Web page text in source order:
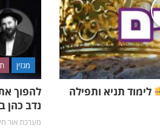
לימוד תניא ותפילה
מגזין
להפוך
נדב כהן
מערכת אור